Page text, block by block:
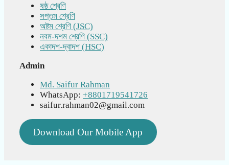
ষষ্ঠ শ্রেণি
সপ্তম শ্রেণি
অষ্টম শ্রেণি (JSC)
নবম-দশম শ্রেণি (SSC)
একাদশ-দ্বাদশ (HSC)
Admin
Md. Saifur Rahman
WhatsApp: +8801719541726
saifur.rahman02@gmail.com
Download Our Mobile App